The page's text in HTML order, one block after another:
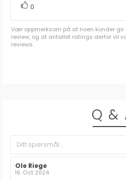
Liker
0
Vær oppmerksom på at noen kunder gir
review, og at antallet ratings derfor vil
reviews.
Q &
Forfatter:
Ole Riege
16. Oct 2024